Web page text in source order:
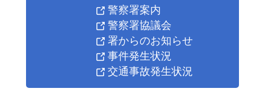
警察署案内
警察署協議会
署からのお知らせ
事件発生状況
交通事故発生状況